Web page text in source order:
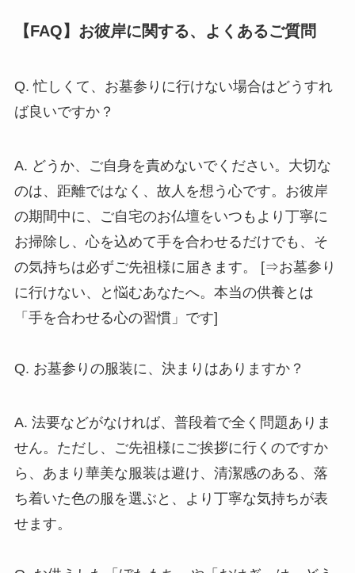
【FAQ】お彼岸に関する、よくあるご質問
Q. 忙しくて、お墓参りに行けない場合はどうすれ
ば良いですか？
A. どうか、ご自身を責めないでください。大切な
のは、距離ではなく、故人を想う心です。お彼岸
の期間中に、ご自宅のお仏壇をいつもより丁寧に
お掃除し、心を込めて手を合わせるだけでも、そ
の気持ちは必ずご先祖様に届きます。 [⇒お墓参り
に行けない、と悩むあなたへ。本当の供養とは
「手を合わせる心の習慣」です]
Q. お墓参りの服装に、決まりはありますか？
A. 法要などがなければ、普段着で全く問題ありま
せん。ただし、ご先祖様にご挨拶に行くのですか
ら、あまり華美な服装は避け、清潔感のある、落
ち着いた色の服を選ぶと、より丁寧な気持ちが表
せます。